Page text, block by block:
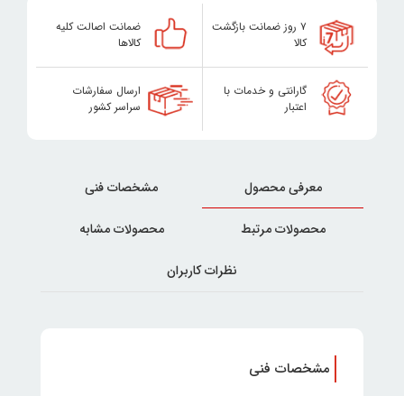
۷ روز ضمانت بازگشت
کالا
ضمانت اصالت کلیه
کالاها
گارانتی و خدمات با
اعتبار
ارسال سفارشات
سراسر کشور
معرفی محصول مشخصات فنی
محصولات مرتبط محصولات مشابه
نظرات کاربران
مشخصات فنی